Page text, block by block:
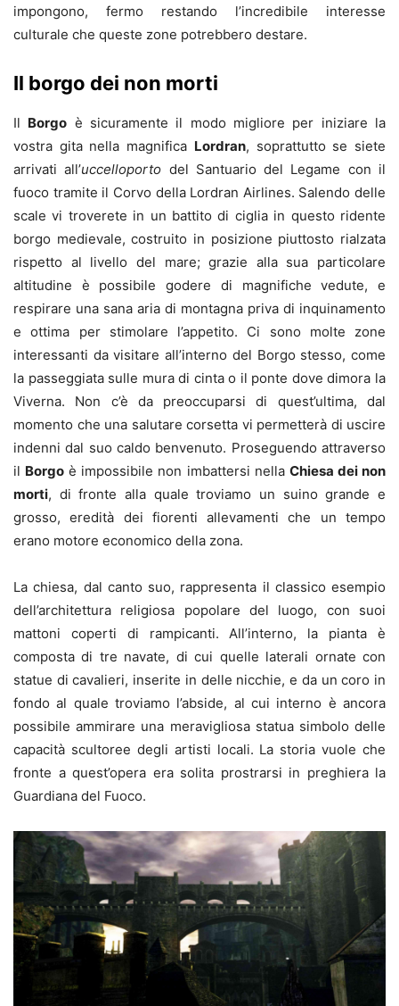
impongono, fermo restando l’incredibile interesse
culturale che queste zone potrebbero destare.
Il borgo dei non morti
Il Borgo è sicuramente il modo migliore per iniziare la
vostra gita nella magnifica Lordran, soprattutto se siete
arrivati all’uccelloporto del Santuario del Legame con il
fuoco tramite il Corvo della Lordran Airlines. Salendo delle
scale vi troverete in un battito di ciglia in questo ridente
borgo medievale, costruito in posizione piuttosto rialzata
rispetto al livello del mare; grazie alla sua particolare
altitudine è possibile godere di magnifiche vedute, e
respirare una sana aria di montagna priva di inquinamento
e ottima per stimolare l’appetito. Ci sono molte zone
interessanti da visitare all’interno del Borgo stesso, come
la passeggiata sulle mura di cinta o il ponte dove dimora la
Viverna. Non c’è da preoccuparsi di quest’ultima, dal
momento che una salutare corsetta vi permetterà di uscire
indenni dal suo caldo benvenuto. Proseguendo attraverso
il Borgo è impossibile non imbattersi nella Chiesa dei non
morti, di fronte alla quale troviamo un suino grande e
grosso, eredità dei fiorenti allevamenti che un tempo
erano motore economico della zona.
La chiesa, dal canto suo, rappresenta il classico esempio
dell’architettura religiosa popolare del luogo, con suoi
mattoni coperti di rampicanti. All’interno, la pianta è
composta di tre navate, di cui quelle laterali ornate con
statue di cavalieri, inserite in delle nicchie, e da un coro in
fondo al quale troviamo l’abside, al cui interno è ancora
possibile ammirare una meravigliosa statua simbolo delle
capacità scultoree degli artisti locali. La storia vuole che
fronte a quest’opera era solita prostrarsi in preghiera la
Guardiana del Fuoco.